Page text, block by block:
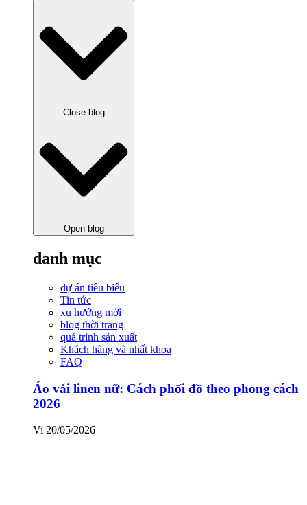
Close blog
Open blog
danh mục
dự án tiêu biểu
Tin tức
xu hướng mới
blog thời trang
quá trình sản xuất
Khách hàng và nhất khoa
FAQ
Áo vải linen nữ: Cách phối đồ theo phong cách
2026
Vi 20/05/2026